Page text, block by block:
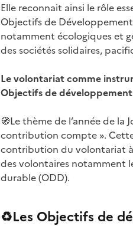
Elle reconnait ainsi le rôle
Objectifs de
notamment écologiques et
des sociétés solidaires,
Le volontariat comme
Objectifs de
🧭Le thème de l’année de
contribution compte ».
contribution du volontariat
des volontaires notamment
durable (ODD).
♻️Les Objectifs de